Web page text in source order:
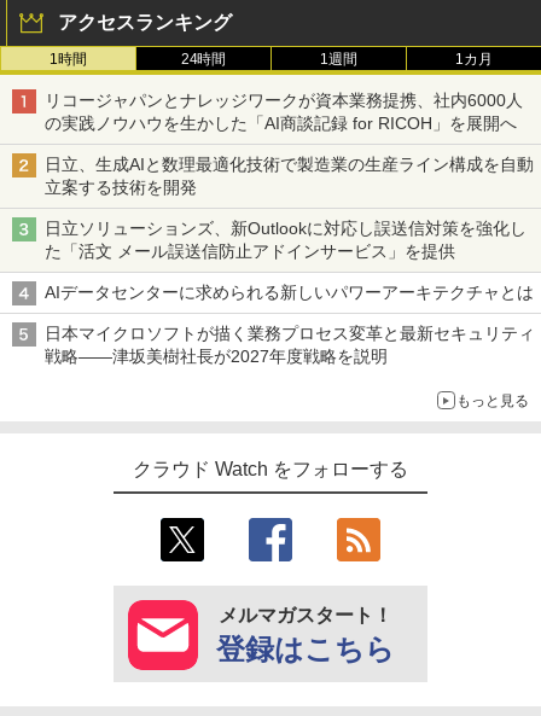
アクセスランキング
1時間 24時間 1週間 1カ月
リコージャパンとナレッジワークが資本業務提携、社内6000人
の実践ノウハウを生かした「AI商談記録 for RICOH」を展開へ
日立、生成AIと数理最適化技術で製造業の生産ライン構成を自動
立案する技術を開発
日立ソリューションズ、新Outlookに対応し誤送信対策を強化し
た「活文 メール誤送信防止アドインサービス」を提供
AIデータセンターに求められる新しいパワーアーキテクチャとは
日本マイクロソフトが描く業務プロセス変革と最新セキュリティ
戦略――津坂美樹社長が2027年度戦略を説明
もっと見る
クラウド Watch をフォローする
メルマガスタート！
登録はこちら